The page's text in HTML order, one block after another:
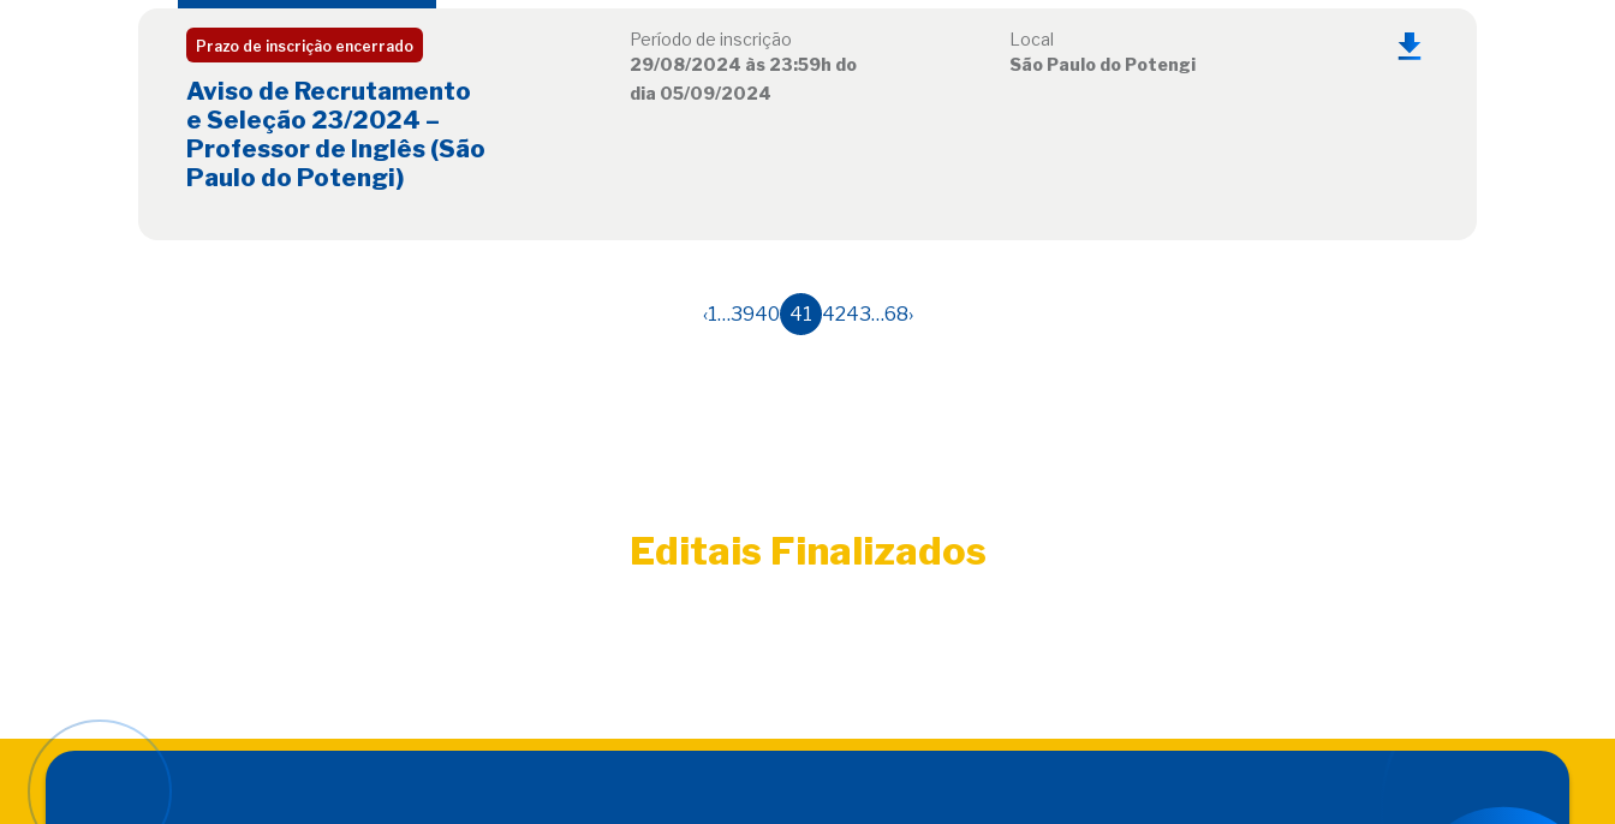
Prazo de inscrição encerrado
Aviso de Recrutamento
e Seleção 23/2024 –
Professor de Inglês (São
Paulo do Potengi)
Período de inscrição
29/08/2024 às 23:59h do
dia 05/09/2024
Local
São Paulo do Potengi
‹1…3940 41 4243…68›
Editais Finalizados